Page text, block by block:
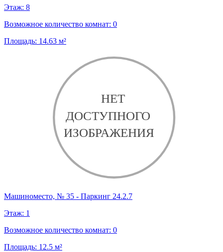
Этаж: 8
Возможное количество комнат: 0
Площадь: 14.63 м²
Машиноместо, № 35 - Паркинг 24.2.7
Этаж: 1
Возможное количество комнат: 0
Площадь: 12.5 м²